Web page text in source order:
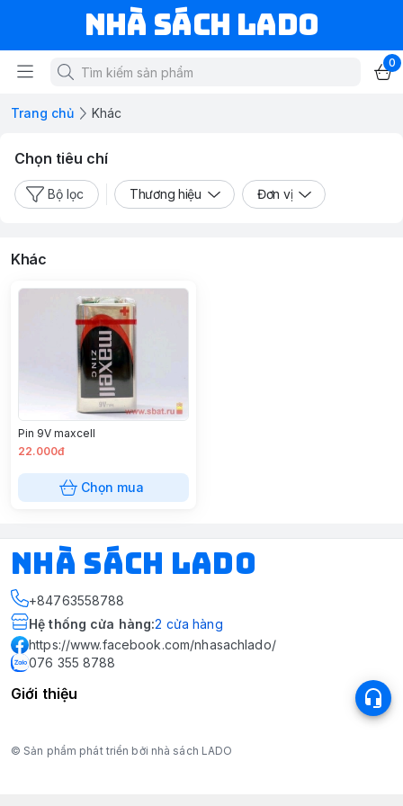
NHÀ SÁCH LADO
0
Trang chủ Khác
Chọn tiêu chí
Bộ lọc Thương hiệu Đơn vị
Khác
Pin 9V maxcell
22.000đ
Chọn mua
NHÀ SÁCH LADO
+84763558788
Hệ thống cửa hàng:2 cửa hàng
https://www.facebook.com/nhasachlado/
076 355 8788
Giới thiệu
© Sản phẩm phát triển bởi nhà sách LADO